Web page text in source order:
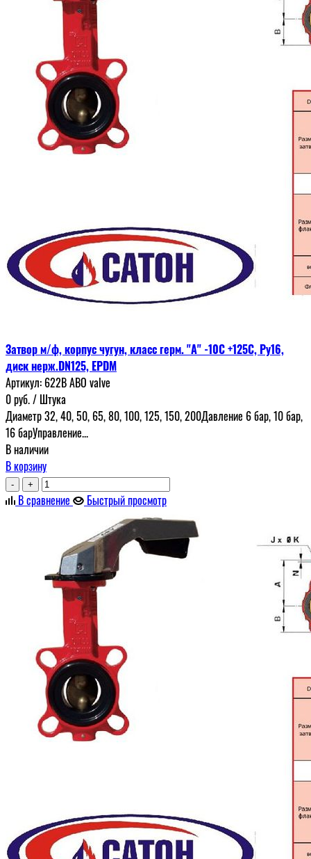
Затвор м/ф, корпус чугун, класс герм. "А" -10С +125С, Ру16,
диск нерж.DN125, EPDM
Артикул: 622В ABO valve
0руб./ Штука
Диаметр 32, 40, 50, 65, 80, 100, 125, 150, 200Давление 6 бар, 10 бар,
16 барУправление...
В наличии
В корзину
- +
В сравнение Быстрый просмотр